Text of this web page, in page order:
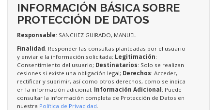
INFORMACIÓN BÁSICA SOBRE
PROTECCIÓN DE DATOS
Responsable: SANCHEZ GUIRADO, MANUEL
Finalidad: Responder las consultas planteadas por el usuario
y enviarle la información solicitada; Legitimación:
Consentimiento del usuario; Destinatarios: Solo se realizan
cesiones si existe una obligación legal; Derechos: Acceder,
rectificar y suprimir, así como otros derechos, como se indica
en la información adicional; Información Adicional: Puede
consultar la información completa de Protección de Datos en
nuestra Política de Privacidad